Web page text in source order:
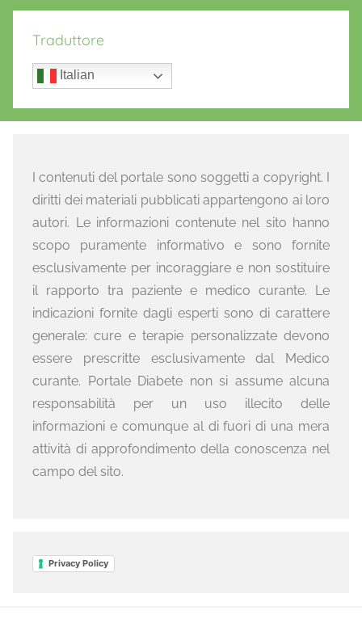
Traduttore
Italian
I contenuti del portale sono soggetti a copyright. I
diritti dei materiali pubblicati appartengono ai loro
autori. Le informazioni contenute nel sito hanno
scopo puramente informativo e sono fornite
esclusivamente per incoraggiare e non sostituire
il rapporto tra paziente e medico curante. Le
indicazioni fornite dagli esperti sono di carattere
generale: cure e terapie personalizzate devono
essere prescritte esclusivamente dal Medico
curante. Portale Diabete non si assume alcuna
responsabilità per un uso illecito delle
informazioni e comunque al di fuori di una mera
attività di approfondimento della conoscenza nel
campo del sito.
Privacy Policy